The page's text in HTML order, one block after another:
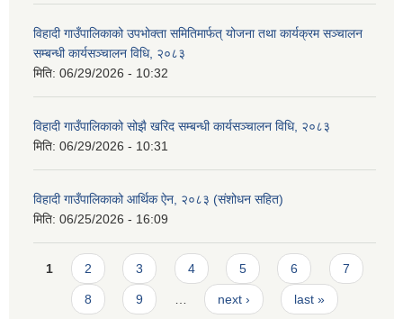
विहादी गाउँपालिकाको उपभोक्ता समितिमार्फत् योजना तथा कार्यक्रम सञ्चालन
सम्बन्धी कार्यसञ्चालन विधि, २०८३
मिति: 06/29/2026 - 10:32
विहादी गाउँपालिकाको सोझै खरिद सम्बन्धी कार्यसञ्चालन विधि, २०८३
मिति: 06/29/2026 - 10:31
विहादी गाउँपालिकाको आर्थिक ऐन, २०८३ (संशोधन सहित)
मिति: 06/25/2026 - 16:09
Pages
1 2 3 4 5 6 7
8 9 next › last »